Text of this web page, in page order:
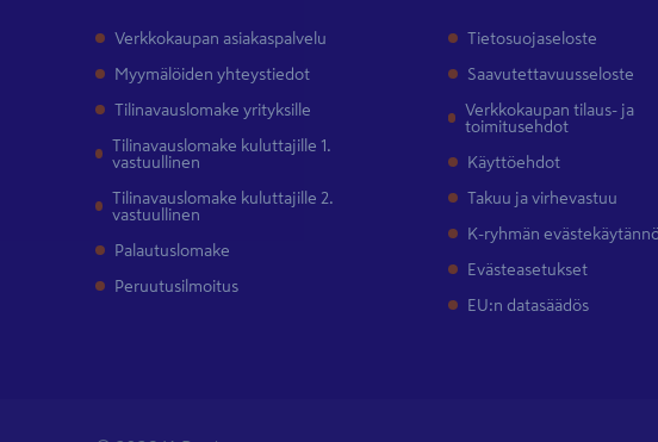
Verkkokaupan asiakaspalvelu
Myymälöiden yhteystiedot
Tilinavauslomake yrityksille
Tilinavauslomake kuluttajille 1.
vastuullinen
Tilinavauslomake kuluttajille 2.
vastuullinen
Palautuslomake
Peruutusilmoitus
Tietosuojaseloste
Saavutettavuusseloste
Verkkokaupan tilaus- ja
toimitusehdot
Käyttöehdot
Takuu ja virhevastuu
K-ryhmän
Evästeasetukset
EU:n datasäädös